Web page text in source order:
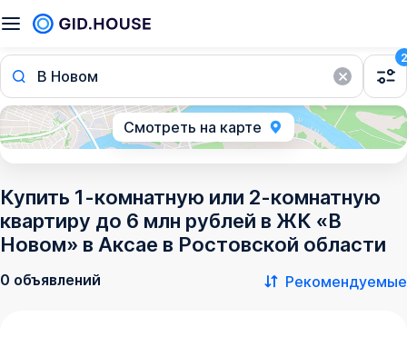
В Новом
2
Смотреть на карте
Купить 1-комнатную или 2-комнатную
квартиру до 6 млн рублей в ЖК «В
Новом» в Аксае в Ростовской области
0 объявлений Рекомендуемые